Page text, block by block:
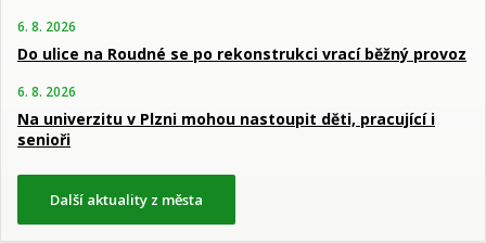
6. 8. 2026
Do ulice na Roudné se po rekonstrukci vrací běžný provoz
6. 8. 2026
Na univerzitu v Plzni mohou nastoupit děti, pracující i
senioři
Další aktuality z města